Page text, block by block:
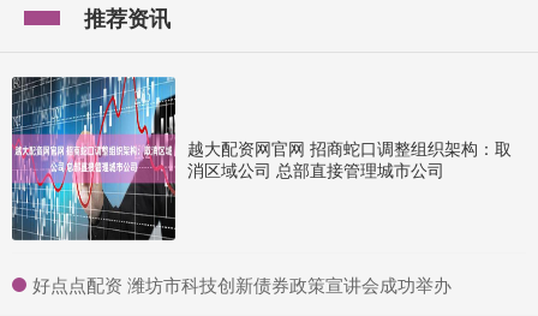
推荐资讯
越大配资网官网 招商蛇口调整组织架构：取
消区域公司 总部直接管理城市公司
​好点点配资 潍坊市科技创新债券政策宣讲会成功举办